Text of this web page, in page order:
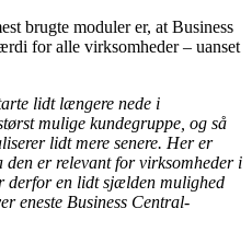
brugte moduler er, at Business
for alle virksomheder – uanset
lidt længere nede i
mulige kundegruppe, og så
lidt mere senere. Her er
er relevant for virksomheder i
derfor en lidt sjælden mulighed
eneste Business Central-